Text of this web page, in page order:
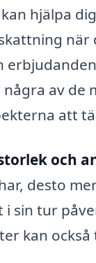
hjälpa
när
av de
att
och
desto
i sin tur
kan